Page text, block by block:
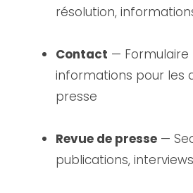
résolution,
Contact — Formulaire
informations pour les
presse
Revue de presse —
publications,